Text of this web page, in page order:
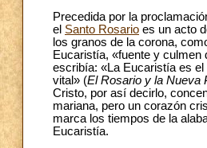
Precedida por la
el Santo Rosario es un acto
los granos de la corona,
Eucaristía, «fuente y culmen
escribía: «La Eucaristía es
vital» (El Rosario y la Nueva
Cristo, por así decirlo,
mariana, pero un corazón
marca los tiempos de la
Eucaristía.